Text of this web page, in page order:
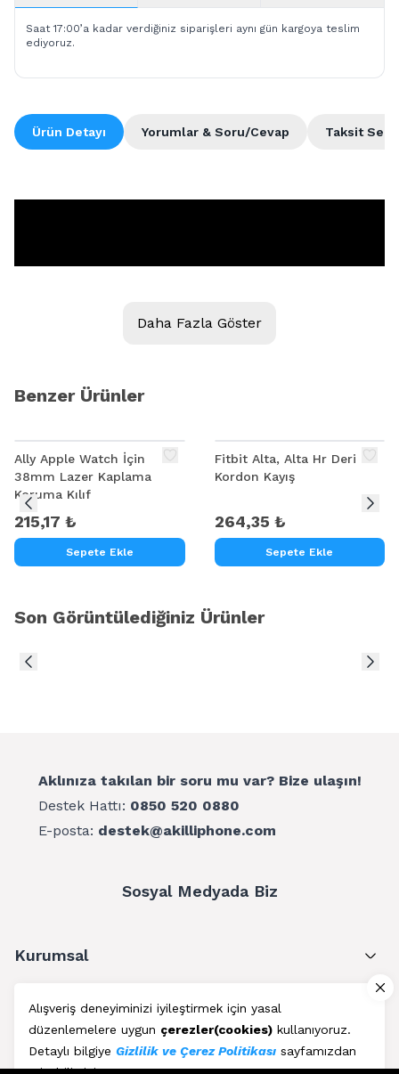
Alışveriş deneyiminizi iyileştirmek için yasal
düzenlemelere uygun çerezler(cookies) kullanıyoruz.
Detaylı bilgiye Gizlilik ve Çerez Politikası sayfamızdan
Saat 17:00’a kadar verdiğiniz siparişleri aynı gün kargoya teslim
ediyoruz.
Ürün Detayı Taksit
Yorumlar & Soru/Cevap
Daha Fazla Göster
Benzer Ürünler
Ally Apple Watch İçin
38mm Lazer Kaplama
Koruma Kılıf
215,17 ₺
Sepete Ekle
Fitbit Alta, Alta Hr Deri
Kordon Kayış
264,35 ₺
Sepete Ekle
Son Görüntülediğiniz Ürünler
Aklınıza takılan bir soru mu var? Bize ulaşın!
Destek Hattı: 0850 520 0880
E-posta: destek@akilliphone.com
Sosyal Medyada Biz
Kurumsal
Müşteri Hizmetleri
Üyelik